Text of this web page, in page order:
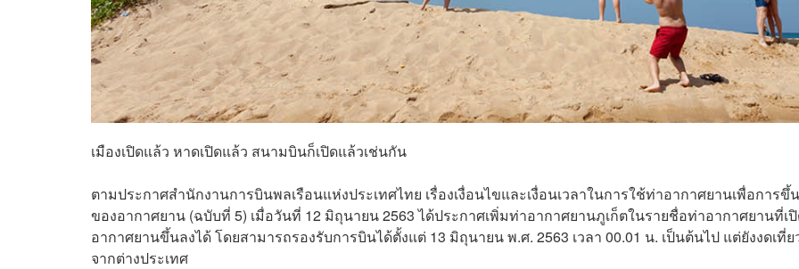
เมืองเปิดแล้ว หาดเปิดแล้ว สนามบินก็เปิดแล้วเช่นกัน
ตามประกาศสำนักงานการบินพลเรือนแห่งประเทศไทย เรื่องเงื่อนไขและเงื่อนเวลาในการใช้ท่าอากาศยานเพื่อการขึ้
ของอากาศยาน (ฉบับที่ 5) เมื่อวันที่ 12 มิถุนายน 2563 ได้ประกาศเพิ่มท่าอากาศยานภูเก็ตในรายชื่อท่าอากาศยานที่เ
อากาศยานขึ้นลงได้ โดยสามารถรองรับการบินได้ตั้งแต่ 13 มิถุนายน พ.ศ. 2563 เวลา 00.01 น. เป็นต้นไป แต่ยังงดเที่ย
จากต่างประเทศ